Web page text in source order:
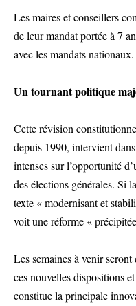
Les maires et conseillers
de leur mandat portée à 7
avec les mandats nationaux.
Un tournant politique
Cette révision
depuis 1990, intervient
intenses sur l’opportunité
des élections générales. Si
texte « modernisant et
voit une réforme «
Les semaines à venir
ces nouvelles dispositions
constitue la principale